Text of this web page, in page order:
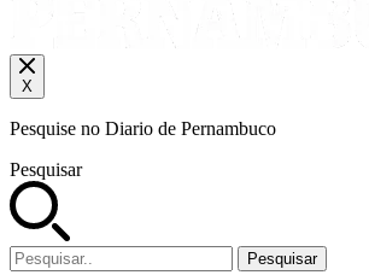
X
Pesquise no Diario de Pernambuco
Pesquisar
Pesquisar